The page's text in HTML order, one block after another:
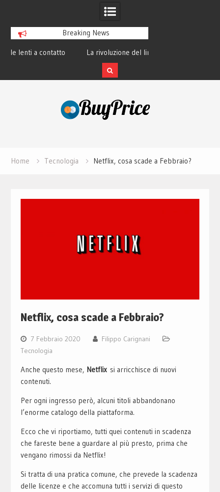
Breaking News
La rivoluzione del linguaggio Python:
perché tutti lo studiano
Home Tecnologia Netflix, cosa scade a Febbraio?
Netflix, cosa scade a Febbraio?
7 Febbraio 2020
Filippo Carignani
Tecnologia
Anche questo mese, Netflix si arricchisce di nuovi
contenuti.
Per ogni ingresso però, alcuni titoli abbandonano
l’enorme catalogo della piattaforma.
Ecco che vi riportiamo, tutti quei contenuti in scadenza
che fareste bene a guardare al più presto, prima che
vengano rimossi da Netflix!
Si tratta di una pratica comune, che prevede la scadenza
delle licenze e che accomuna tutti i servizi di questo